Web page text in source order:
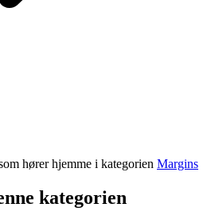
hører hjemme i kategorien Margins
kategorien